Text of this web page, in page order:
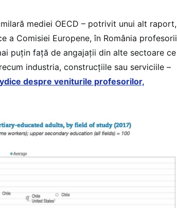
mediei OECD – potrivit unui alt raport,
a Comisiei Europene, în România profesorii
puțin față de angajații din alte sectoare ce
industria, construcțiile sau serviciile –
despre veniturile profesorilor,